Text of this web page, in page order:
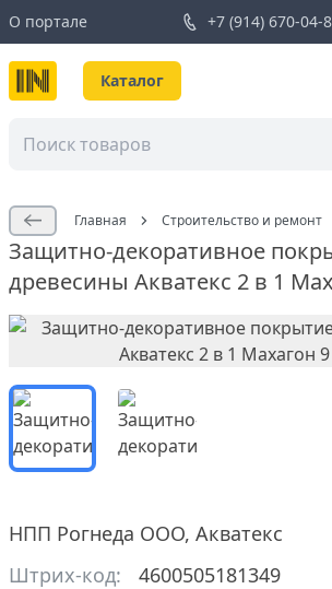
О портале +7 (914) 670-04-
Каталог
Главная Строительство и ремонт
Защитно-декоративное
древесины Акватекс 2 в 1
НПП Рогнеда ООО, Акватекс
Штрих-код:
4600505181349